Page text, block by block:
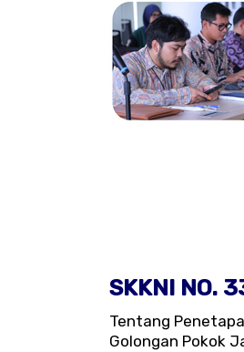
SKKNI NO.
Tentang
Golongan Pokok